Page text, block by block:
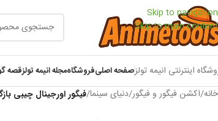
Skip to navigation
Skip to main content
اینترنتی انیمه تولزصفحه اصلیفروشگاهمجله انیمه تولزقصه
خانه/اکشن فیگور و فیگور/دنیای سینما/فیگور اورجینال چیبی